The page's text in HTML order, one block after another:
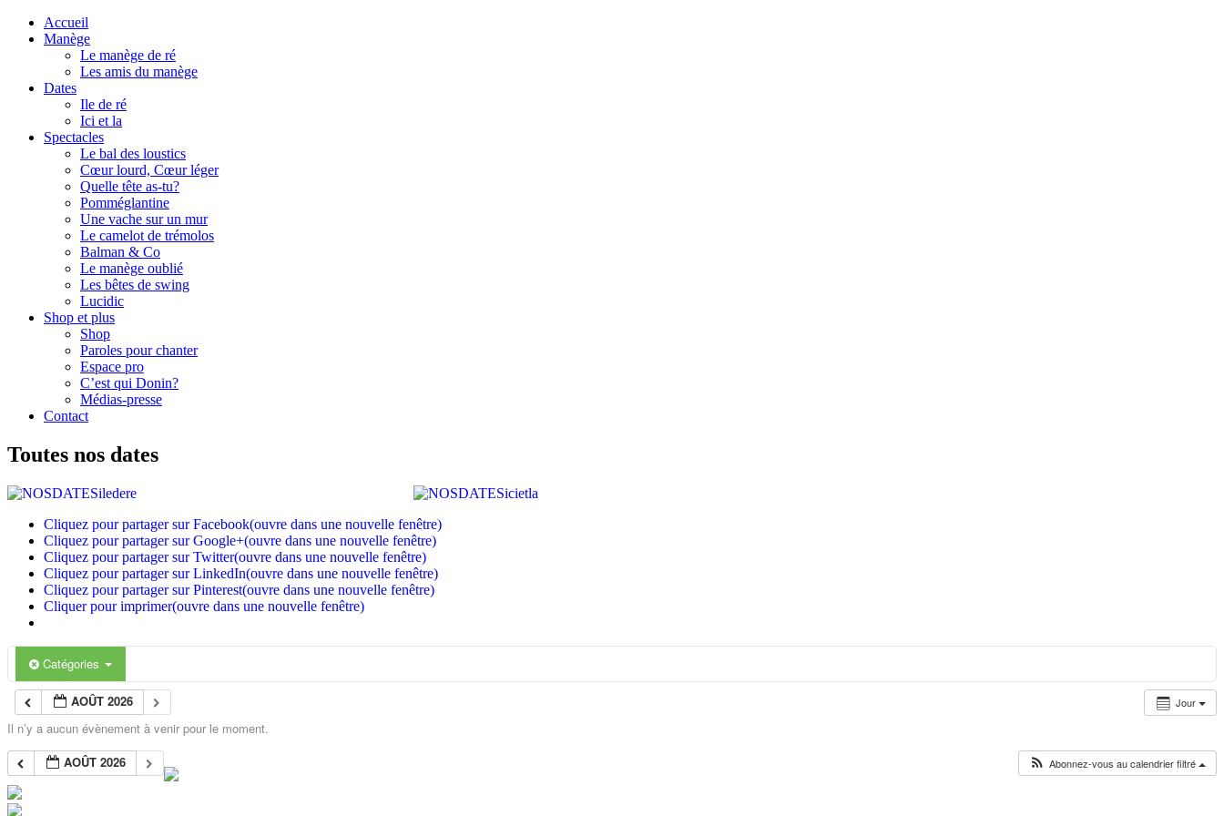
Accueil
Manège
Le manège de ré
Les amis du manège
Dates
Ile de ré
Ici et la
Spectacles
Le bal des loustics
Cœur lourd, Cœur léger
Quelle tête as-tu?
Pomméglantine
Une vache sur un mur
Le camelot de trémolos
Balman & Co
Le manège oublié
Les bêtes de swing
Lucidic
Shop et plus
Shop
Paroles pour chanter
Espace pro
C’est qui Donin?
Médias-presse
Contact
Toutes nos dates
Cliquez pour partager sur Facebook(ouvre dans une nouvelle fenêtre)
Cliquez pour partager sur Google+(ouvre dans une nouvelle fenêtre)
Cliquez pour partager sur Twitter(ouvre dans une nouvelle fenêtre)
Cliquez pour partager sur LinkedIn(ouvre dans une nouvelle fenêtre)
Cliquez pour partager sur Pinterest(ouvre dans une nouvelle fenêtre)
Cliquer pour imprimer(ouvre dans une nouvelle fenêtre)
Catégories
Jour
AOÛT 2026
Il n’y a aucun évènement à venir pour le moment.
AOÛT 2026
Abonnez-vous au calendrier filtré